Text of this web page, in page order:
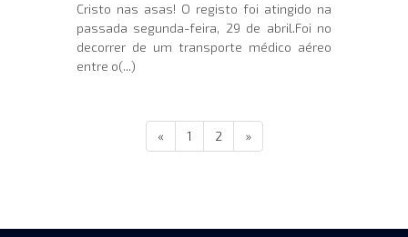
Cristo nas asas! O registo foi atingido na
passada segunda-feira, 29 de abril.Foi no
decorrer de um transporte médico aéreo
entre o(...)
« 1 2 »